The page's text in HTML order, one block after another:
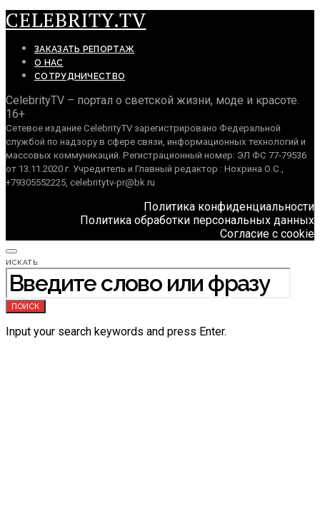
CELEBRITY.TV
ЗАКАЗАТЬ РЕПОРТАЖ
О НАС
СОТРУДНИЧЕСТВО
CelebrityTV – портал о светской жизни, моде и красоте.
16+
Сетевое издание CelebrityTV зарегистрировано Федеральной
службой по надзору в сфере связи, информационных технологий и
массовых коммуникаций. Регистрационный номер: ЭЛ ФС 77-79536
от 13.11.2020 г. Учредитель и Главный редактор : Нохрина О.С.,
+79305552225, celebritytv-pr@bk.ru
Политика конфиденциальности
Политика обработки персональных данных
Согласие с cookie
ИСКАТЬ:
ПОИСК
Input your search keywords and press Enter.